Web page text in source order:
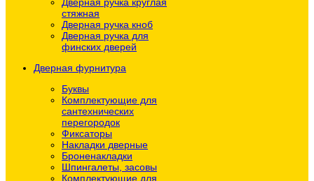
стяжная
Дверная ручка кноб
Дверная ручка для
финских дверей
Дверная фурнитура
Буквы
Комплектующие для
сантехнических
перегородок
Фиксаторы
Накладки дверные
Броненакладки
Шпингалеты, засовы
Комплектующие для